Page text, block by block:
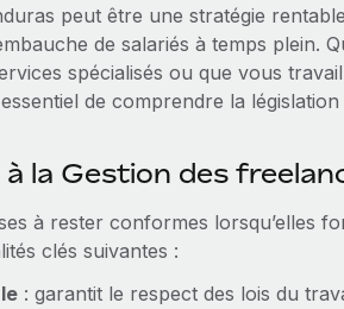
peut être une stratégie
de salariés à temps plein.
spécialisés ou que vous
de comprendre la
la Gestion des
à rester conformes lorsqu’elles
clés suivantes :
: garantit le respect des lois du